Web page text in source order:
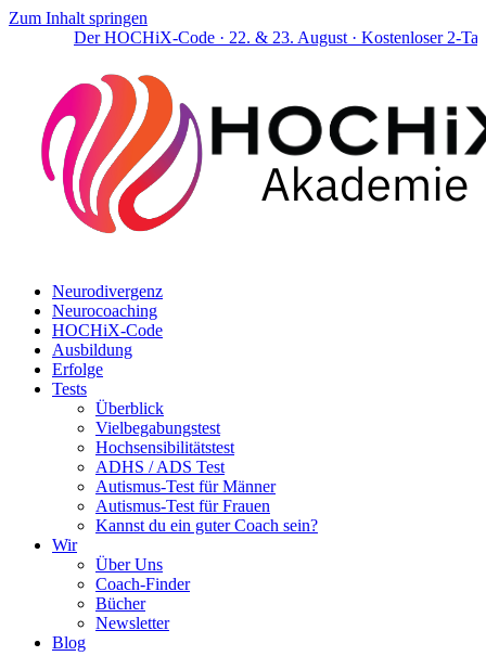
Zum Inhalt springen
Der HOCHiX-Code · 22. & 23. August · Kostenloser 2-
Neurodivergenz
Neurocoaching
HOCHiX-Code
Ausbildung
Erfolge
Tests
Überblick
Vielbegabungstest
Hochsensibilitätstest
ADHS / ADS Test
Autismus-Test für Männer
Autismus-Test für Frauen
Kannst du ein guter Coach sein?
Wir
Über Uns
Coach-Finder
Bücher
Newsletter
Blog